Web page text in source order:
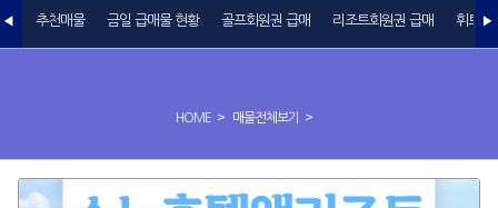
HOME > 매물전체보기 >
추천매물 금일 급매물 현황 골프회원권 급매 리조트회원권 급매 휘트니